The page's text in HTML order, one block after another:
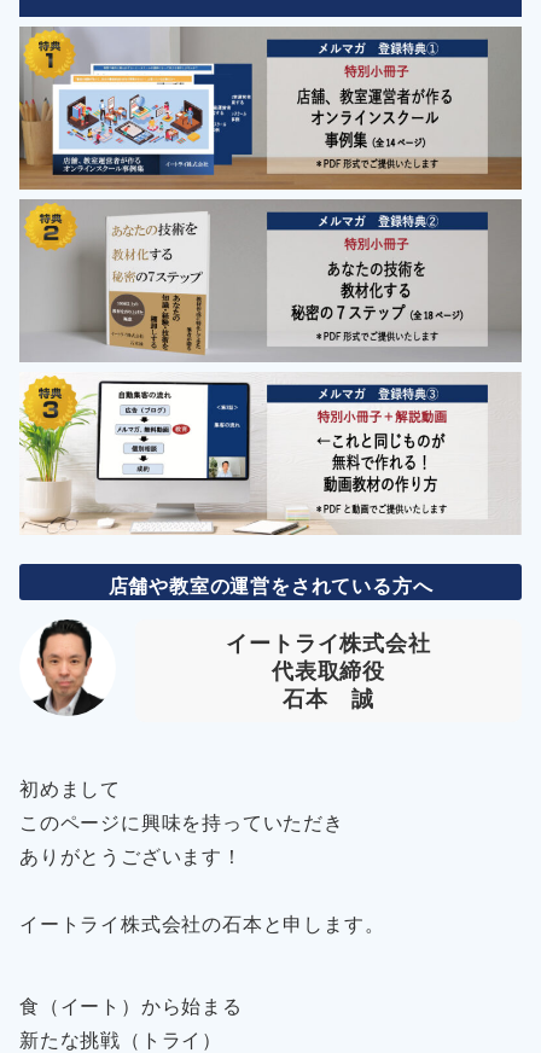
店舗や教室の運営をされている方へ
イートライ株式会社
代表取締役
石本 誠
初めまして
このページに興味を持っていただき
ありがとうございます！
イートライ株式会社の石本と申します。
食（イート）から始まる
新たな挑戦（トライ）